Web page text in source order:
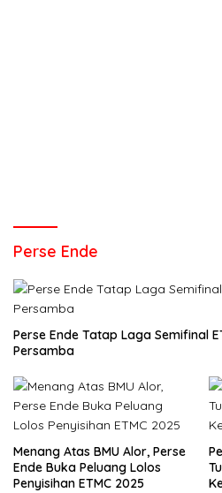
Perse Ende
Perse Ende Tatap Laga Semifinal
Persamba
Menang Atas BMU Alor, Perse
Ende Buka Peluang Lolos
Penyisihan ETMC 2025